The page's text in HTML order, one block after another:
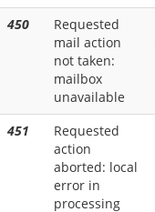
450
Requested
mail action
not taken:
mailbox
unavailable
451
Requested
action
aborted: local
error in
processing